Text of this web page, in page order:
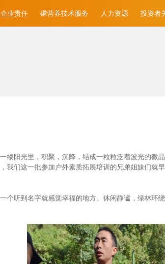
企业责任 磷营养技术服务 人力资源 投资者
缕阳光里，积聚，沉降，结成一粒粒泛着波光的微
我们这一批参加户外素质拓展培训的兄弟姐妹们就
个听到名字就感觉幸福的地方。休闲静谧，绿林环